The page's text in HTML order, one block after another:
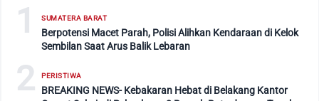
1 SUMATERA BARAT
Berpotensi Macet Parah, Polisi Alihkan Kendaraan di Kelok
Sembilan Saat Arus Balik Lebaran
2 PERISTIWA
BREAKING NEWS- Kebakaran Hebat di Belakang Kantor